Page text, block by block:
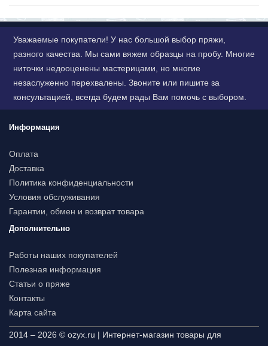
Уважаемые покупатели! У нас большой выбор пряжи,
разного качества. Мы сами вяжем образцы на пробу. Многие
ниточки недооценены мастерицами, но многие
незаслуженно перехвалены. Звоните или пишите за
консультацией, всегда будем рады Вам помочь с выбором.
Информация
Оплата
Доставка
Политика конфиденциальности
Условия обслуживания
Гарантии, обмен и возврат товара
Дополнительно
Работы наших покупателей
Полезная информация
Статьи о пряже
Контакты
Карта сайта
2014 – 2026 © ozyx.ru | Интернет-магазин товары для